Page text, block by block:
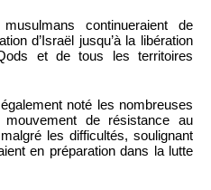
continueraient de
d’Israël jusqu’à la libération
et de tous les territoires
noté les nombreuses
de résistance au
les difficultés, soulignant
en préparation dans la lutte